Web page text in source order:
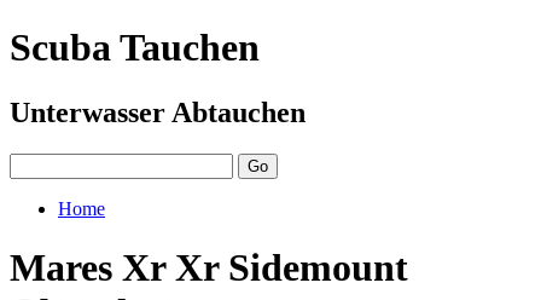
Scuba Tauchen
Unterwasser Abtauchen
Home
Mares Xr Xr Sidemount